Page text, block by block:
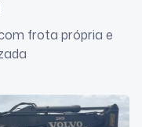
frota própria e